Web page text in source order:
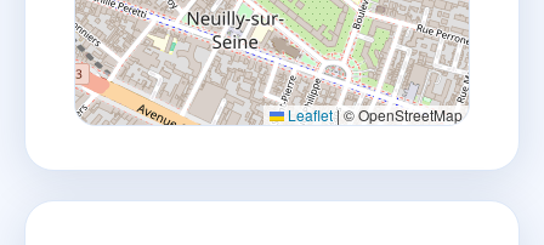
Leaflet|© OpenStreetMap